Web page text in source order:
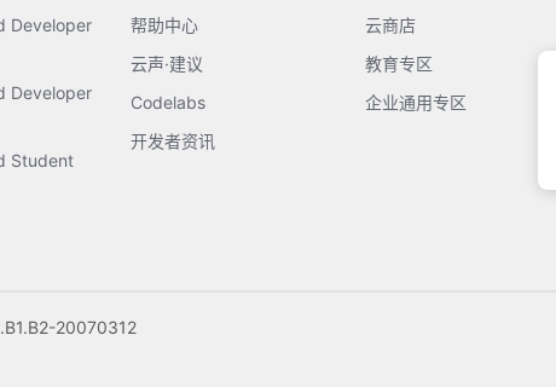
Developer
Developer
Student
帮助中心
云声·建议
Codelabs
开发者资讯
云商店
教育专区
企业通用专区
20070312